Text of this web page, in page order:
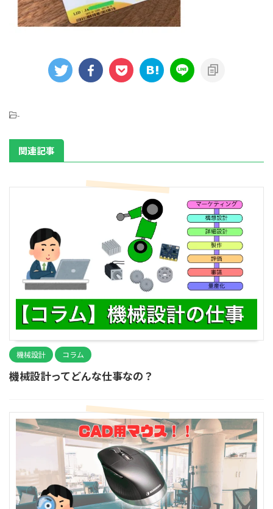
-
関連記事
機械設計 コラム
機械設計ってどんな仕事なの？